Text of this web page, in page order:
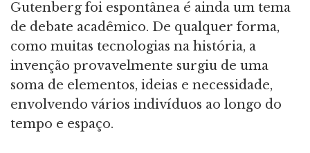
Gutenberg foi espontânea é ainda um tema
de debate acadêmico. De qualquer forma,
como muitas tecnologias na história, a
invenção provavelmente surgiu de uma
soma de elementos, ideias e necessidade,
envolvendo vários indivíduos ao longo do
tempo e espaço.